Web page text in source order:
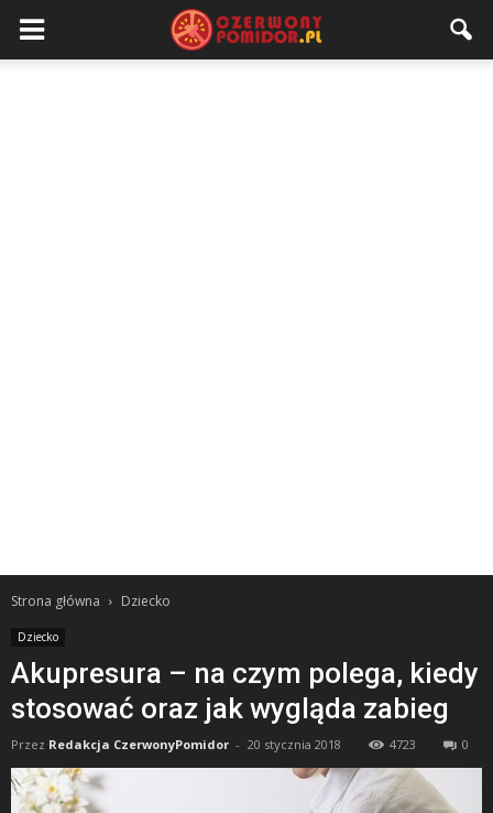
Strona główna Dziecko
Dziecko
Akupresura – na czym polega, kiedy
stosować oraz jak wygląda zabieg
Przez Redakcja CzerwonyPomidor - 20 stycznia 2018 4723 0